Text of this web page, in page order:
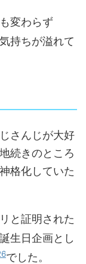
変わらず
持ちが溢れて
さんじが大好
続きのところ
格化していた
と証明された
生日企画とし
でした。